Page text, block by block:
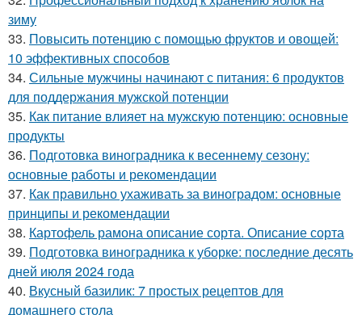
зиму
33. Повысить потенцию с помощью фруктов и овощей:
10 эффективных способов
34. Сильные мужчины начинают с питания: 6 продуктов
для поддержания мужской потенции
35. Как питание влияет на мужскую потенцию: основные
продукты
36. Подготовка виноградника к весеннему сезону:
основные работы и рекомендации
37. Как правильно ухаживать за виноградом: основные
принципы и рекомендации
38. Картофель рамона описание сорта. Описание сорта
39. Подготовка виноградника к уборке: последние десять
дней июля 2024 года
40. Вкусный базилик: 7 простых рецептов для
домашнего стола